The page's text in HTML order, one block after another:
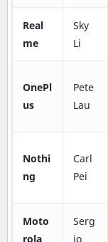
Real
me
Sky
Li
OnePl
us
Pete
Lau
Nothi
ng
Carl
Pei
Moto
rola
Serg
io